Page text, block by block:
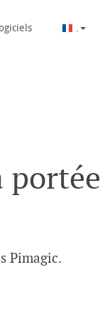
.
portée
Pimagic.